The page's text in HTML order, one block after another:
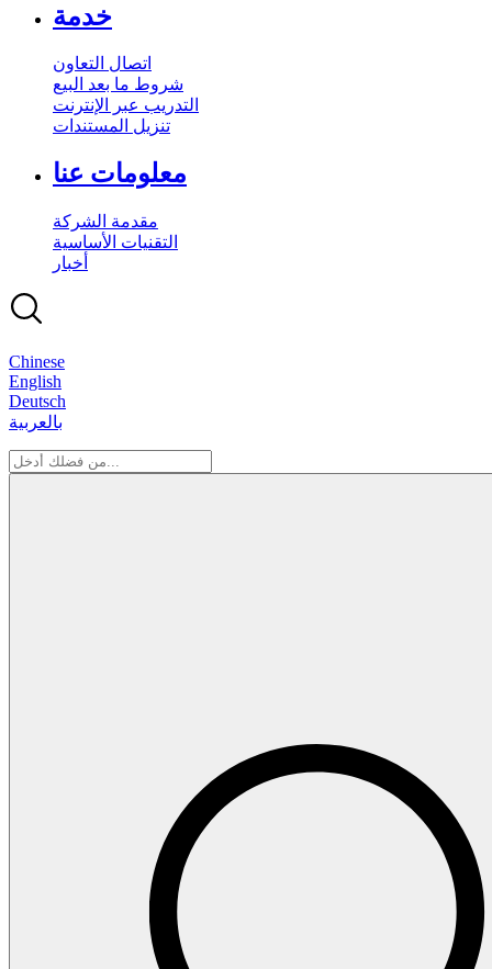
خدمة
اتصال التعاون
شروط ما بعد البيع
التدريب عبر الإنترنت
تنزيل المستندات
معلومات عنا
مقدمة الشركة
التقنيات الأساسية
أخبار
Chinese
English
Deutsch
بالعربية